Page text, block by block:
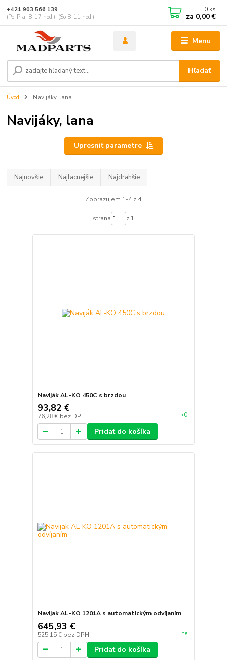
Menu
Hľadať
+421 903 566 139
(Po-Pia, 8-17 hod.), (So 8-11 hod.)
0 ks
za 0,00 €
Úvod Navijáky, lana
Navijáky, lana
Upresniť parametre
Najnovšie Najlacnejšie Najdrahšie
Zobrazujem 1-4 z 4
strana z 1
Naviják AL-KO 450C s brzdou
93,82 €
76,28 € bez DPH >0
Pridať do košíka
Navijak AL-KO 1201A s automatickým odvíjaním
645,93 €
525,15 € bez DPH ne
Pridať do košíka